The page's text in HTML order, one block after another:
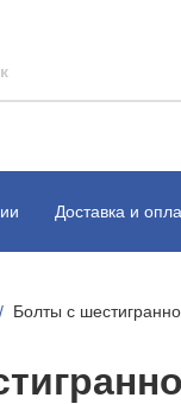
Доставка и
Болты с